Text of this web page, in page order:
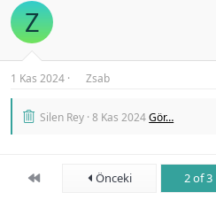
Z
1 Kas 2024 Zsab
Silen Rey 8 Kas 2024Gör…
First Önceki 2 of 3